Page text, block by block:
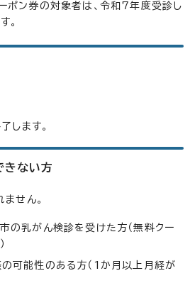
ポン券の対象者は、令和7年度受診し
。
します。
きない方
せん。
の乳がん検診を受けた方（無料クー
可能性のある方（1か月以上月経が